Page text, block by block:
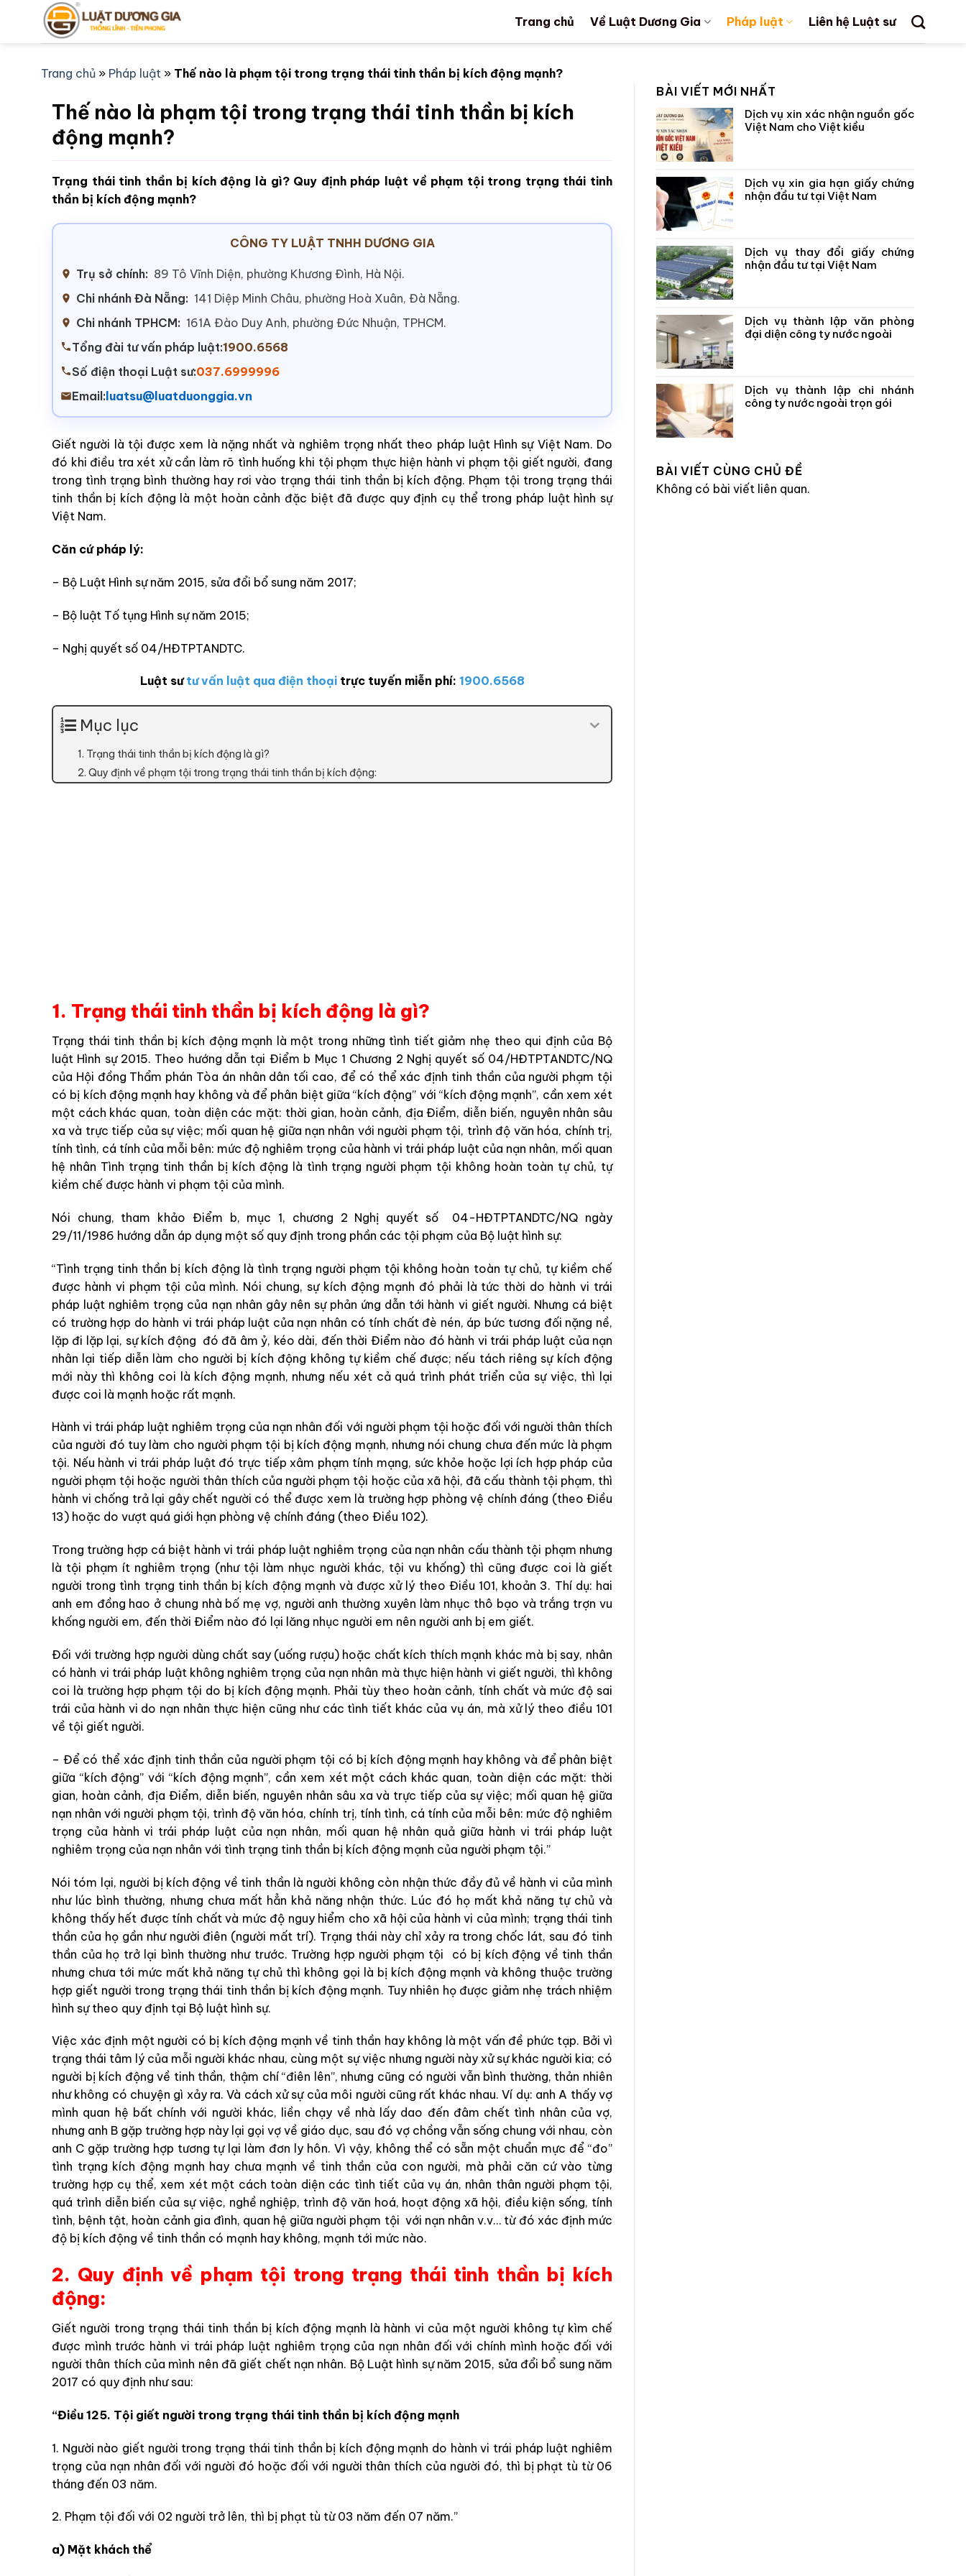
Trang chủ Về Luật Dương Gia Pháp luật Liên hệ Luật sư
Trang chủ » Pháp luật » Thế nào là phạm tội trong trạng thái tinh thần bị kích động mạnh?
Thế nào là phạm tội trong trạng thái tinh thần bị kích
động mạnh?
Trạng thái tinh thần bị kích động là gì? Quy định pháp luật về phạm tội trong trạng thái tinh
thần bị kích động mạnh?
CÔNG TY LUẬT TNHH DƯƠNG GIA
Trụ sở chính: 89 Tô Vĩnh Diện, phường Khương Đình, Hà Nội.
Chi nhánh Đà Nẵng: 141 Diệp Minh Châu, phường Hoà Xuân, Đà Nẵng.
Chi nhánh TPHCM: 161A Đào Duy Anh, phường Đức Nhuận, TPHCM.
Tổng đài tư vấn pháp luật:1900.6568
Số điện thoại Luật sư:037.6999996
Email: luatsu@luatduonggia.vn
Giết người là tội được xem là nặng nhất và nghiêm trọng nhất theo pháp luật Hình sự Việt Nam. Do
đó khi điều tra xét xử cần làm rõ tình huống khi tội phạm thực hiện hành vi phạm tội giết người, đang
trong tình trạng bình thường hay rơi vào trạng thái tinh thần bị kích động. Phạm tội trong trạng thái
tinh thần bị kích động là một hoàn cảnh đặc biệt đã được quy định cụ thể trong pháp luật hình sự
Việt Nam.
Căn cứ pháp lý:
– Bộ Luật Hình sự năm 2015, sửa đổi bổ sung năm 2017;
– Bộ luật Tố tụng Hình sự năm 2015;
– Nghị quyết số 04/HĐTPTANDTC.
Luật sưtư vấn luật qua điện thoạitrực tuyến miễn phí: 1900.6568
Mục lục
1. Trạng thái tinh thần bị kích động là gì?
2. Quy định về phạm tội trong trạng thái tinh thần bị kích động:
1. Trạng thái tinh thần bị kích động là gì?
Trạng thái tinh thần bị kích động mạnh là một trong những tình tiết giảm nhẹ theo qui định của Bộ
luật Hình sự 2015. Theo hướng dẫn tại Điểm b Mục 1 Chương 2 Nghị quyết số 04/HĐTPTANDTC/NQ
của Hội đồng Thẩm phán Tòa án nhân dân tối cao, để có thể xác định tinh thần của người phạm tội
có bị kích động mạnh hay không và để phân biệt giữa “kích động” với “kích động mạnh”, cần xem xét
một cách khác quan, toàn diện các mặt: thời gian, hoàn cảnh, địa Điểm, diễn biến, nguyên nhân sâu
xa và trực tiếp của sự việc; mối quan hệ giữa nạn nhân với người phạm tội, trình độ văn hóa, chính trị,
tính tình, cá tính của mỗi bên: mức độ nghiêm trọng của hành vi trái pháp luật của nạn nhân, mối quan
hệ nhân Tình trạng tinh thần bị kích động là tình trạng người phạm tội không hoàn toàn tự chủ, tự
kiềm chế được hành vi phạm tội của mình.
Nói chung, tham khảo Điểm b, mục 1, chương 2 Nghị quyết số 04-HĐTPTANDTC/NQ ngày
29/11/1986 hướng dẫn áp dụng một số quy định trong phần các tội phạm của Bộ luật hình sự:
“Tình trạng tinh thần bị kích động là tình trạng người phạm tội không hoàn toàn tự chủ, tự kiềm chế
được hành vi phạm tội của mình. Nói chung, sự kích động mạnh đó phải là tức thời do hành vi trái
pháp luật nghiêm trọng của nạn nhân gây nên sự phản ứng dẫn tới hành vi giết người. Nhưng cá biệt
có trường hợp do hành vi trái pháp luật của nạn nhân có tính chất đè nén, áp bức tương đối nặng nề,
lặp đi lặp lại, sự kích động đó đã âm ỷ, kéo dài, đến thời Điểm nào đó hành vi trái pháp luật của nạn
nhân lại tiếp diễn làm cho người bị kích động không tự kiềm chế được; nếu tách riêng sự kích động
mới này thì không coi là kích động mạnh, nhưng nếu xét cả quá trình phát triển của sự việc, thì lại
được coi là mạnh hoặc rất mạnh.
Hành vi trái pháp luật nghiêm trọng của nạn nhân đối với người phạm tội hoặc đối với người thân thích
của người đó tuy làm cho người phạm tội bị kích động mạnh, nhưng nói chung chưa đến mức là phạm
tội. Nếu hành vi trái pháp luật đó trực tiếp xâm phạm tính mạng, sức khỏe hoặc lợi ích hợp pháp của
người phạm tội hoặc người thân thích của người phạm tội hoặc của xã hội, đã cấu thành tội phạm, thì
hành vi chống trả lại gây chết người có thể được xem là trường hợp phòng vệ chính đáng (theo Điều
13) hoặc do vượt quá giới hạn phòng vệ chính đáng (theo Điều 102).
Trong trường hợp cá biệt hành vi trái pháp luật nghiêm trọng của nạn nhân cấu thành tội phạm nhưng
là tội phạm ít nghiêm trọng (như tội làm nhục người khác, tội vu khống) thì cũng được coi là giết
người trong tình trạng tinh thần bị kích động mạnh và được xử lý theo Điều 101, khoản 3. Thí dụ: hai
anh em đồng hao ở chung nhà bố mẹ vợ, người anh thường xuyên làm nhục thô bạo và trắng trợn vu
khống người em, đến thời Điểm nào đó lại lăng nhục người em nên người anh bị em giết.
Đối với trường hợp người dùng chất say (uống rượu) hoặc chất kích thích mạnh khác mà bị say, nhân
có hành vi trái pháp luật không nghiêm trọng của nạn nhân mà thực hiện hành vi giết người, thì không
coi là trường hợp phạm tội do bị kích động mạnh. Phải tùy theo hoàn cảnh, tính chất và mức độ sai
trái của hành vi do nạn nhân thực hiện cũng như các tình tiết khác của vụ án, mà xử lý theo điều 101
về tội giết người.
– Để có thể xác định tinh thần của người phạm tội có bị kích động mạnh hay không và để phân biệt
giữa “kích động” với “kích động mạnh”, cần xem xét một cách khác quan, toàn diện các mặt: thời
gian, hoàn cảnh, địa Điểm, diễn biến, nguyên nhân sâu xa và trực tiếp của sự việc; mối quan hệ giữa
nạn nhân với người phạm tội, trình độ văn hóa, chính trị, tính tình, cá tính của mỗi bên: mức độ nghiêm
trọng của hành vi trái pháp luật của nạn nhân, mối quan hệ nhân quả giữa hành vi trái pháp luật
nghiêm trọng của nạn nhân với tình trạng tinh thần bị kích động mạnh của người phạm tội.”
Nói tóm lại, người bị kích động về tinh thần là người không còn nhận thức đầy đủ về hành vi của mình
như lúc bình thường, nhưng chưa mất hẳn khả năng nhận thức. Lúc đó họ mất khả năng tự chủ và
không thấy hết được tính chất và mức độ nguy hiểm cho xã hội của hành vi của mình; trạng thái tinh
thần của họ gần như người điên (người mất trí). Trạng thái này chỉ xảy ra trong chốc lát, sau đó tinh
thần của họ trở lại bình thường như trước. Trường hợp người phạm tội có bị kích động về tinh thần
nhưng chưa tới mức mất khả năng tự chủ thì không gọi là bị kích động mạnh và không thuộc trường
hợp giết người trong trạng thái tinh thần bị kích động mạnh. Tuy nhiên họ được giảm nhẹ trách nhiệm
hình sự theo quy định tại Bộ luật hình sự.
Việc xác định một người có bị kích động mạnh về tinh thần hay không là một vấn đề phức tạp. Bởi vì
trạng thái tâm lý của mỗi người khác nhau, cùng một sự việc nhưng người này xử sự khác người kia; có
người bị kích động về tinh thần, thậm chí “điên lên”, nhưng cũng có người vẫn bình thường, thản nhiên
như không có chuyện gì xảy ra. Và cách xử sự của môi người cũng rất khác nhau. Ví dụ: anh A thấy vợ
mình quan hệ bất chính với người khác, liền chạy về nhà lấy dao đến đâm chết tình nhân của vợ,
nhưng anh B gặp trường hợp này lại gọi vợ về giáo dục, sau đó vợ chồng vẫn sống chung với nhau, còn
anh C gặp trường hợp tương tự lại làm đơn ly hôn. Vì vậy, không thể có sẵn một chuẩn mực để “đo”
tình trạng kích động mạnh hay chưa mạnh về tinh thần của con người, mà phải căn cứ vào từng
trường hợp cụ thể, xem xét một cách toàn diện các tình tiết của vụ án, nhân thân người phạm tội,
quá trình diễn biến của sự việc, nghề nghiệp, trình độ văn hoá, hoạt động xã hội, điều kiện sống, tính
tình, bệnh tật, hoàn cảnh gia đình, quan hệ giữa người phạm tội với nạn nhân v.v… từ đó xác định mức
độ bị kích động về tinh thần có mạnh hay không, mạnh tới mức nào.
2. Quy định về phạm tội trong trạng thái tinh thần bị kích
động:
Giết người trong trạng thái tinh thần bị kích động mạnh là hành vi của một người không tự kìm chế
được mình trước hành vi trái pháp luật nghiêm trọng của nạn nhân đối với chính mình hoặc đối với
người thân thích của mình nên đã giết chết nạn nhân. Bộ Luật hình sự năm 2015, sửa đổi bổ sung năm
2017 có quy định như sau:
“Điều 125. Tội giết người trong trạng thái tinh thần bị kích động mạnh
1. Người nào giết người trong trạng thái tinh thần bị kích động mạnh do hành vi trái pháp luật nghiêm
trọng của nạn nhân đối với người đó hoặc đối với người thân thích của người đó, thì bị phạt tù từ 06
tháng đến 03 năm.
2. Phạm tội đối với 02 người trở lên, thì bị phạt tù từ 03 năm đến 07 năm.”
a) Mặt khách thể
BÀI VIẾT MỚI NHẤT
Dịch vụ xin xác nhận nguồn gốc
Việt Nam cho Việt kiều
Dịch vụ xin gia hạn giấy chứng
nhận đầu tư tại Việt Nam
Dịch vụ thay đổi giấy chứng
nhận đầu tư tại Việt Nam
Dịch vụ thành lập văn phòng
đại diện công ty nước ngoài
Dịch vụ thành lập chi nhánh
công ty nước ngoài trọn gói
BÀI VIẾT CÙNG CHỦ ĐỀ
Không có bài viết liên quan.